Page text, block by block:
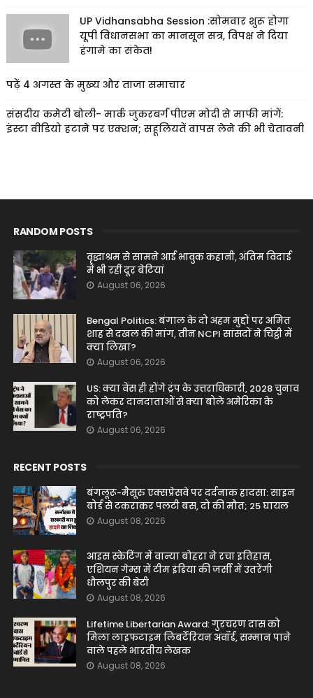
UP Vidhansabha Session :सोमवार शुरू होगा
यूपी विधानसभा का मानसून सत्र, विपक्ष ने दिया
हंगामे का संकेत!
पढ़ें 4 अगस्त के मुख्य और ताजा समाचार
संसदीय कमेटी बोली- मार्क जुकरबर्ग पीएम मोदी से माफी मांगें:
इंस्टा वीडियो हटाने पर एक्शन; सहूलियतें वापस लेने की भी चेतावनी
RANDOM POSTS
वृद्धाश्रम से सामने आई भावुक कहानी, अंतिम विदाई
में भी रहीं दूर बेटियां
August 06, 2026
Bengal Politics: बंगाल के दो अहम मुद्दों पर अमित
शाह से दखल की मांग, तीन NCPI सांसदों ने चिट्ठी में
क्या लिखा?
August 06, 2026
US: क्या वेंस ही होंगे ट्रंप के उत्तराधिकारी, 2028 चुनाव
को लेकर दानदाताओं से क्या बोले अमेरिका के
राष्ट्रपति?
August 06, 2026
RECENT POSTS
बंगलूरू-मैसूरु एक्सप्रेसवे पर दर्दनाक हादसा: साइन
बोर्ड से टकराकर पलटी बस, दो की मौत; 25 घायल
August 08, 2026
आइस स्केटिंग में वान्या बोहरा ने रचा इतिहास,
एशियन गेम्स में टीम इंडिया की जर्सी में उतरेंगी
धौलपुर की बेटी
August 08, 2026
Lifetime Libertarian Award: गुरचरण दास को
मिला लाइफटाइम लिबर्टेरियन अवॉर्ड, सम्मान पाने
वाले पहले भारतीय लेखक
August 08, 2026